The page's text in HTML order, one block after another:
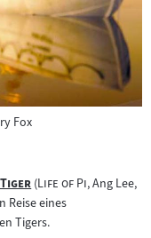
Fox
"("Life of Pi,"Ang Lee,
Reise eines
Tigers.